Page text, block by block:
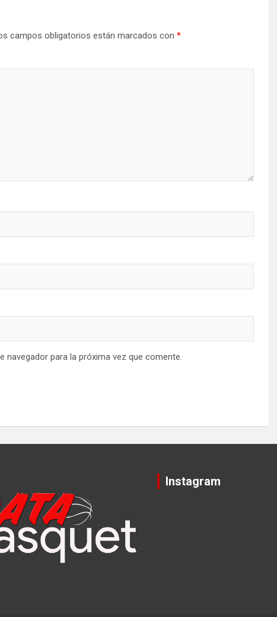
campos obligatorios están marcados con *
para la próxima vez que comente.
Instagram